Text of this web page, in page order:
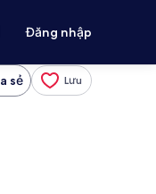
Đăng nhập
sẻ Lưu